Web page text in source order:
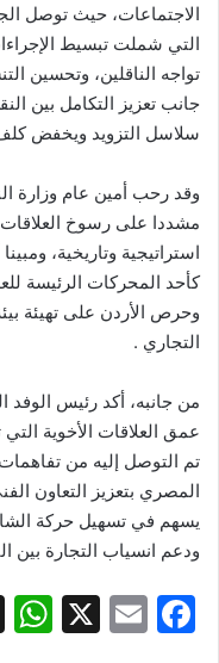
الاجتماعات، حيث توصل
التي شملت تبسيط
تواجه الناقلين، وتحسين
جانب تعزيز التكامل بين
سلاسل التزويد ويخفض
وقد رحب أمين عام وزارة
مشددا على رسوخ العلاقات
استراتيجية وتاريخية،
كأحد المحركات الرئيسة
وحرص الأردن على تهيئة
التجاري .
من جانبه، أكد رئيس
عمق العلاقات الأخوية
تم التوصل إليه من
المصري بتعزيز التعاون
يسهم في تسهيل حركة
ودعم انسياب التجارة بين
F
E
X